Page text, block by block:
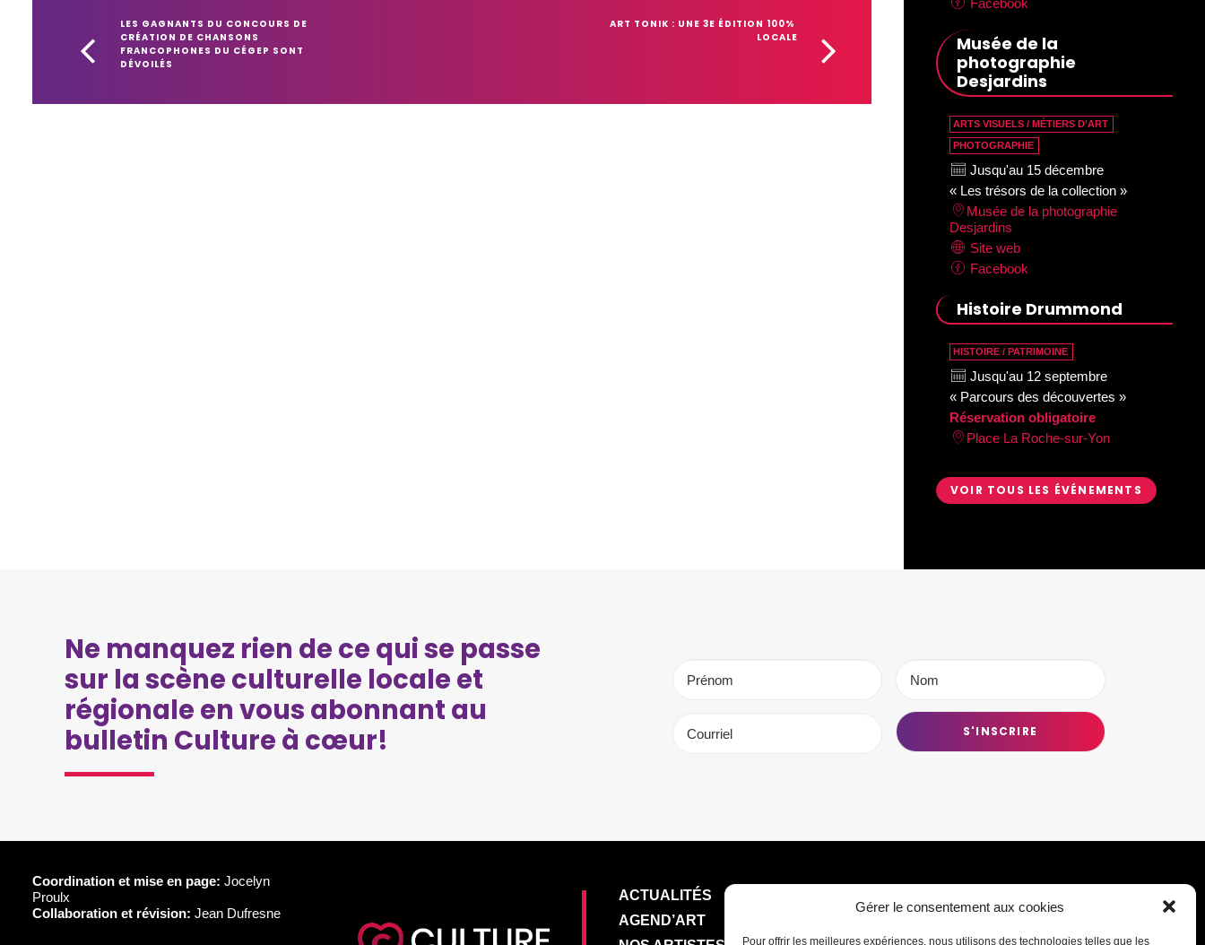
Gérer le consentement aux cookies
Pour offrir les meilleures expériences, nous utilisons des technologies telles que les
LES GAGNANTS DU CONCOURS DE
CRÉATION DE CHANSONS
FRANCOPHONES DU CÉGEP SONT
DÉVOILÉS
ART TONIK : UNE 3E ÉDITION 100%
LOCALE
Facebook
Musée de la
photographie
Desjardins
ARTS VISUELS / MÉTIERS D’ART
PHOTOGRAPHIE
Jusqu'au 15 décembre
« Les trésors de la collection »
Musée de la photographie
Desjardins
Site web
Facebook
Histoire Drummond
HISTOIRE / PATRIMOINE
Jusqu'au 12 septembre
« Parcours des découvertes »
Réservation obligatoire
Place La Roche-sur-Yon
VOIR TOUS LES ÉVÉNEMENTS
Ne manquez rien de ce qui se passe
sur la scène culturelle locale et
régionale en vous abonnant au
bulletin Culture à cœur!
Coordination et mise en page: Jocelyn
Proulx
Collaboration et révision: Jean Dufresne
ACTUALITÉS
AGEND’ART